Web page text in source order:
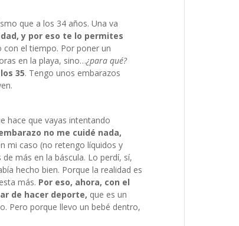
que a los 34 años. Una va
y por eso te lo permites
con el tiempo. Por poner un
en la playa, sino…¿para qué?
35. Tengo unos embarazos
hace que vayas intentando
no me cuidé nada,
mi caso (no retengo líquidos y
más en la báscula. Lo perdí, sí,
hecho bien. Porque la realidad es
más. Por eso, ahora, con el
de hacer deporte, que es un
Pero porque llevo un bebé dentro,